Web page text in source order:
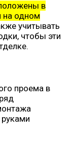
в
на одном
учитывать
чтобы эти
проема в